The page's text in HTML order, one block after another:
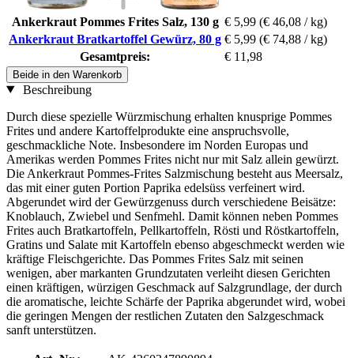
Ankerkraut Pommes Frites Salz, 130 g € 5,99 (€ 46,08 / kg)
Ankerkraut Bratkartoffel Gewürz, 80 g € 5,99 (€ 74,88 / kg)
Gesamtpreis:
€ 11,98
Beide in den Warenkorb
Beschreibung
Durch diese spezielle Würzmischung erhalten knusprige Pommes
Frites und andere Kartoffelprodukte eine anspruchsvolle,
geschmackliche Note. Insbesondere im Norden Europas und
Amerikas werden Pommes Frites nicht nur mit Salz allein gewürzt.
Die Ankerkraut Pommes-Frites Salzmischung besteht aus Meersalz,
das mit einer guten Portion Paprika edelsüss verfeinert wird.
Abgerundet wird der Gewürzgenuss durch verschiedene Beisätze:
Knoblauch, Zwiebel und Senfmehl. Damit können neben Pommes
Frites auch Bratkartoffeln, Pellkartoffeln, Rösti und Röstkartoffeln,
Gratins und Salate mit Kartoffeln ebenso abgeschmeckt werden wie
kräftige Fleischgerichte. Das Pommes Frites Salz mit seinen
wenigen, aber markanten Grundzutaten verleiht diesen Gerichten
einen kräftigen, würzigen Geschmack auf Salzgrundlage, der durch
die aromatische, leichte Schärfe der Paprika abgerundet wird, wobei
die geringen Mengen der restlichen Zutaten den Salzgeschmack
sanft unterstützen.